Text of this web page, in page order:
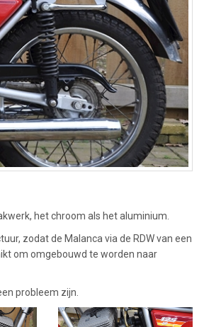
het chroom als het aluminium.
zodat de Malanca via de RDW van een
om omgebouwd te worden naar
probleem zijn.